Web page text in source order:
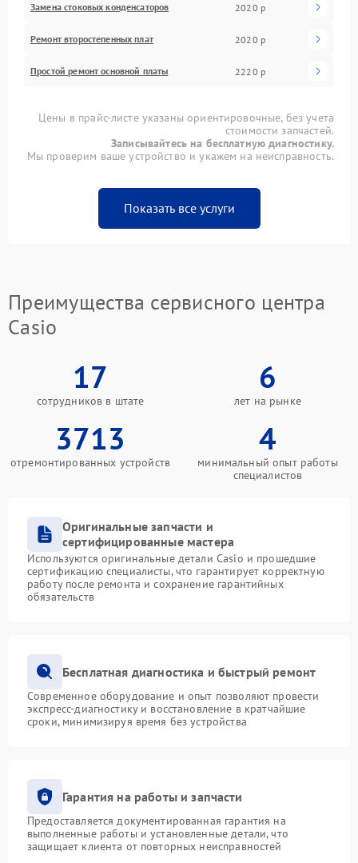
Замена стоковых конденсаторов 2020 р
Ремонт второстепенных плат 2020 р
Простой ремонт основной платы 2220 р
Цены в прайс-листе указаны ориентировочные, без учета
стоимости запчастей.
Записывайтесь на бесплатную диагностику.
Мы проверим ваше устройство и укажем на неисправность.
Показать все услуги
Преимущества сервисного центра
Casio
17
сотрудников в штате
6
лет на рынке
3713
отремонтированных устройств
4
минимальный опыт работы
специалистов
Оригинальные запчасти и
сертифицированные мастера
Используются оригинальные детали Casio и прошедшие
сертификацию специалисты, что гарантирует корректную
работу после ремонта и сохранение гарантийных
обязательств
Бесплатная диагностика и быстрый ремонт
Современное оборудование и опыт позволяют провести
экспресс-диагностику и восстановление в кратчайшие
сроки, минимизируя время без устройства
Гарантия на работы и запчасти
Предоставляется документированная гарантия на
выполненные работы и установленные детали, что
защищает клиента от повторных неисправностей